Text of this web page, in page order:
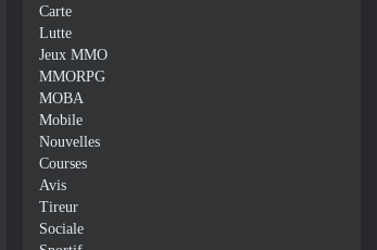
Carte
Lutte
Jeux MMO
MMORPG
MOBA
Mobile
Nouvelles
Courses
Avis
Tireur
Sociale